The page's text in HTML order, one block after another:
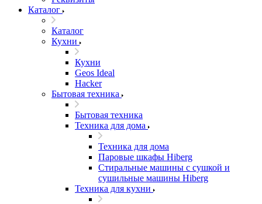
Каталог
Каталог
Кухни
Кухни
Geos Ideal
Hacker
Бытовая техника
Бытовая техника
Техника для дома
Техника для дома
Паровые шкафы Hiberg
Стиральные машины с сушкой и
сушильные машины Hiberg
Техника для кухни